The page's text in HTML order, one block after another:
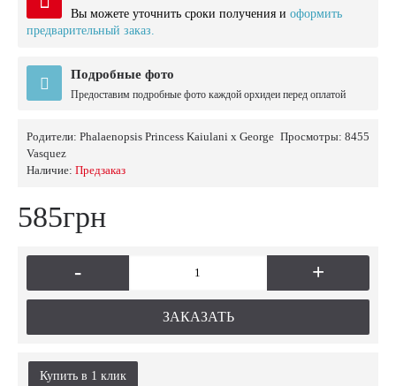
Вы можете уточнить сроки получения и оформить
предварительный заказ.
Подробные фото
Предоставим подробные фото каждой орхидеи перед оплатой
Просмотры: 8455
Родители: Phalaenopsis Princess Kaiulani x George
Vasquez
Наличие: Предзаказ
585грн
- +
ЗАКАЗАТЬ
Купить в 1 клик